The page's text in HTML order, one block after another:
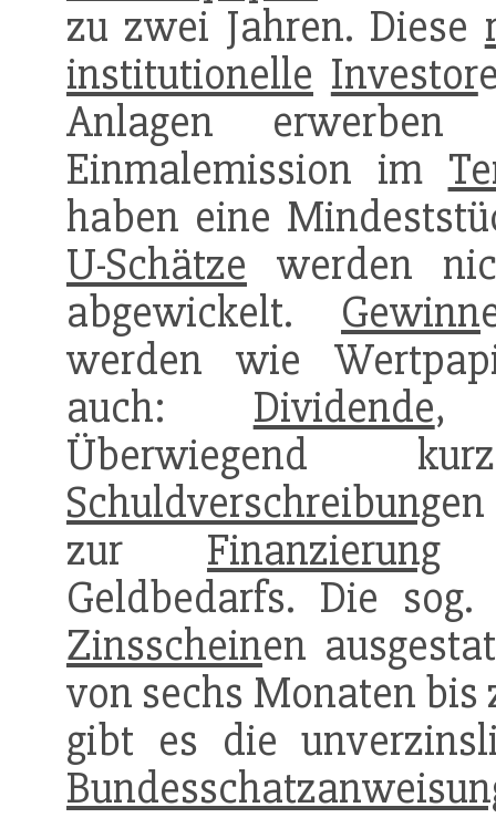
zu zwei Jahren. Diese
institutionelle Investor
Anlagen
Einmalemission im
haben eine
U-Schätze werden
abgewickelt. Gewinn
werden wie
auch: Dividende
Überwiegend
Schuldverschreibung
zur Finanzierung
Geldbedarfs. Die
Zinsscheinen
von sechs Monaten bis
gibt es die